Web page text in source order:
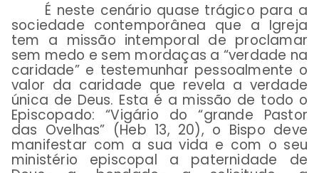
É neste cenário quase trágico para a
sociedade contemporânea que a Igreja
tem a missão intemporal de proclamar
sem medo e sem mordaças a “verdade na
caridade” e testemunhar pessoalmente o
valor da caridade que revela a verdade
única de Deus. Esta é a missão de todo o
Episcopado: “Vigário do “grande Pastor
das Ovelhas” (Heb 13, 20), o Bispo deve
manifestar com a sua vida e com o seu
ministério episcopal a paternidade de